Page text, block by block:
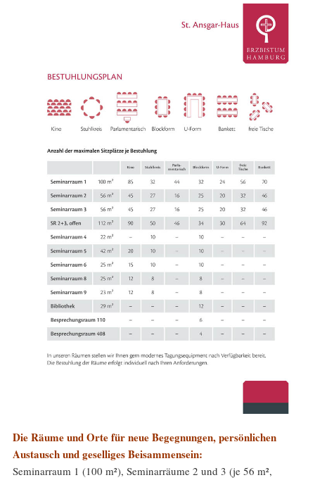
Die Räume und Orte für neue Begegnungen, persönlichen
Austausch und geselliges Beisammensein:
Seminarraum 1 (100 m²), Seminarräume 2 und 3 (je 56 m²,